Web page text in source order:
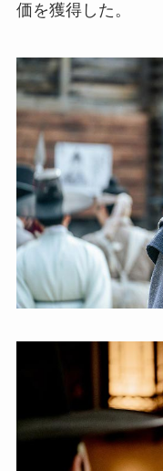
価を獲得した。